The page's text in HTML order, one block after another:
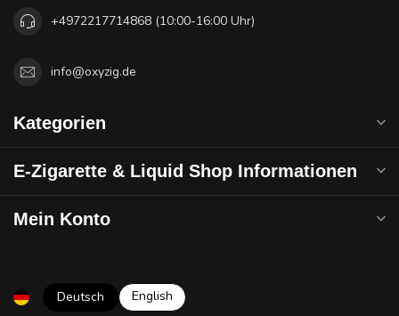
+4972217714868 (10:00-16:00 Uhr)
info@oxyzig.de
Kategorien
E-Zigarette & Liquid Shop Informationen
Mein Konto
Deutsch English